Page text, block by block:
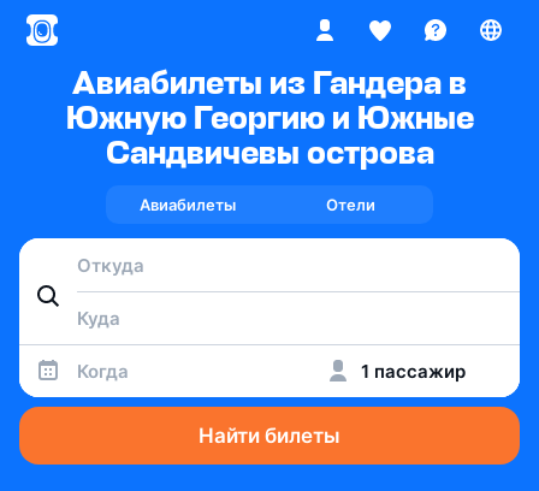
Авиабилеты из Гандера в
Южную Георгию и Южные
Сандвичевы острова
Авиабилеты Отели
Когда 1 пассажир
Найти билеты